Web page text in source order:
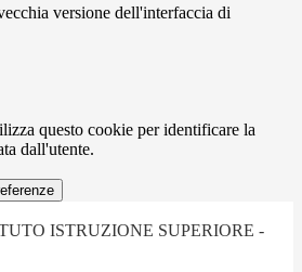
versione dell'interfaccia di
questo cookie per identificare la
dall'utente.
ISTRUZIONE SUPERIORE -